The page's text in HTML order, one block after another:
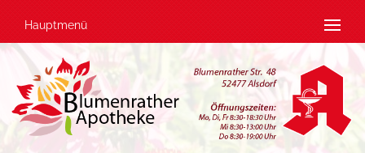
Hauptmenü